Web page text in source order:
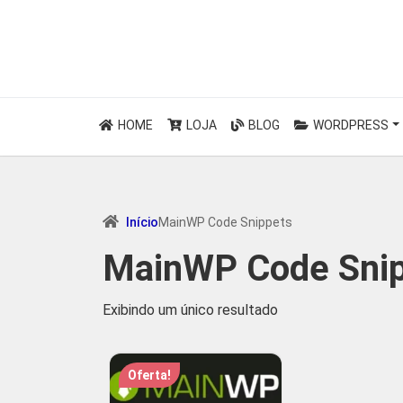
HOME LOJA BLOG WORDPRESS
InícioMainWP Code Snippets
MainWP Code
Exibindo um único resultado
Oferta!